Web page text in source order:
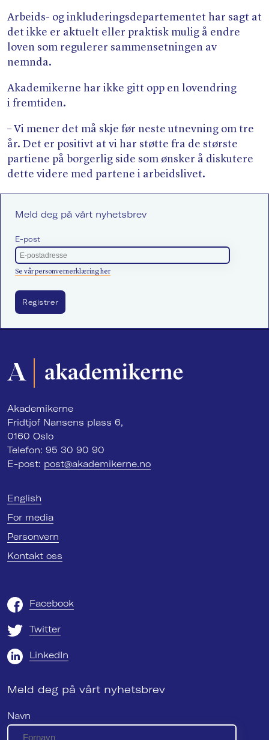
Arbeids- og inkluderingsdepartementet har sagt at
det ikke er aktuelt eller praktisk mulig å endre
loven som regulerer sammensetningen av
nemnda.
Akademikerne har ikke gitt opp en lovendring
i fremtiden.
– Vi mener det må skje før neste utnevning om tre
år. Det er positivt at vi har støtte fra de største
partiene på borgerlig side som ønsker å diskutere
dette videre med partene i arbeidslivet.
Meld deg på vårt nyhetsbrev
E-post
Se vår personvernerklæring her
Akademikerne
Fridtjof Nansens plass 6,
0160 Oslo
Telefon: 95 30 90 90
E-post: post@akademikerne.no
English
For media
Personvern
Kontakt oss
Facebook
Twitter
LinkedIn
Meld deg på vårt nyhetsbrev
Navn